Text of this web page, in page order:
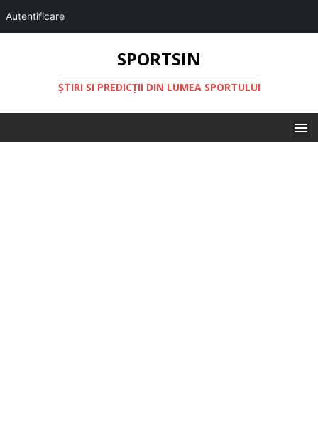
Autentificare
SPORTSIN
ŞTIRI SI PREDICŢII DIN LUMEA SPORTULUI